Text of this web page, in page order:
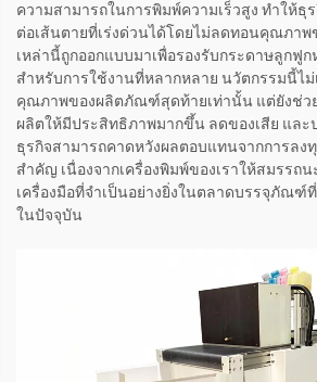
ความสามารถในการพิมพ์ความเร็วสูง ทำให้ธุ
ต่อเส้นตายที่เร่งด่วนได้โดยไม่ลดทอนคุณภาพ
เหล่านี้ถูกออกแบบมาเพื่อรองรับกระดาษลูกฟูก
สำหรับการใช้งานที่หลากหลาย นวัตกรรมนี้ไม่
คุณภาพของผลิตภัณฑ์สุดท้ายเท่านั้น แต่ยังช่ว
ผลิตให้มีประสิทธิภาพมากขึ้น ลดของเสีย แล
ธุรกิจสามารถคาดหวังผลตอบแทนจากการลง
สำคัญ เนื่องจากเครื่องพิมพ์ของเราให้สมรรถน
เครื่องมือที่จำเป็นอย่างยิ่งในตลาดบรรจุภัณฑ์
ในปัจจุบัน